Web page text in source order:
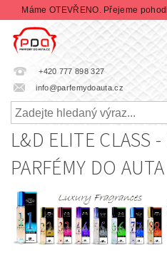
Máme OTEVŘENO. Přejeme
+420 777 898 327
info@parfemydoauta.cz
L&D ELITE CLASS
PARFÉMY DO AUTA